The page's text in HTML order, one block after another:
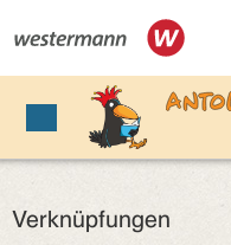
Verknüpfungen